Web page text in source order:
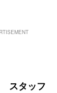
スタッフ